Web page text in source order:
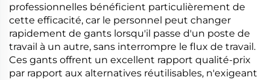
professionnelles bénéficient particulièrement de
cette efficacité, car le personnel peut changer
rapidement de gants lorsqu'il passe d'un poste de
travail à un autre, sans interrompre le flux de travail.
Ces gants offrent un excellent rapport qualité-prix
par rapport aux alternatives réutilisables, n'exigeant